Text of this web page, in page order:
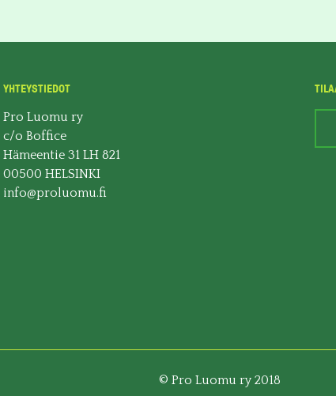
YHTEYSTIEDOT
Pro Luomu ry
c/o Boffice
Hämeentie 31 LH 821
00500 HELSINKI
info@proluomu.fi
© Pro Luomu ry 2018